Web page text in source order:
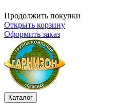
Продолжить покупки
Открыть корзину
Оформить заказ
Каталог